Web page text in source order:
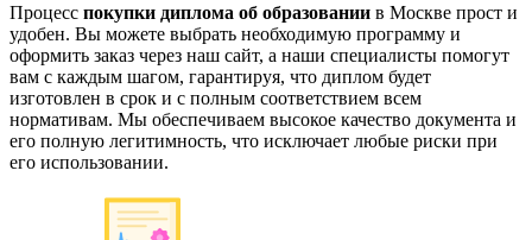
Процесс покупки диплома об образовании в Москве прост и
удобен. Вы можете выбрать необходимую программу и
оформить заказ через наш сайт, а наши специалисты помогут
вам с каждым шагом, гарантируя, что диплом будет
изготовлен в срок и с полным соответствием всем
нормативам. Мы обеспечиваем высокое качество документа и
его полную легитимность, что исключает любые риски при
его использовании.